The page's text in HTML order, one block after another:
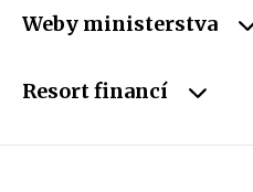
Weby ministerstva
Resort financí